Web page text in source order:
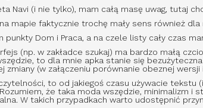
Navi (i nie tylko), mam całą masę uwag, tutaj
mapie faktycznie trochę mały sens również
punkty Dom i Praca, a na czele listy cały czas
(np. w zakładce szukaj) ma bardzo małą
to dla mnie apka stanie się
zmiany (w załączeniu porównanie obeznej
to od jakiegoś czasu używacie tekstu
że taka moda wszędzie, minimalizm i
W takich przypadkach warto udostępnić